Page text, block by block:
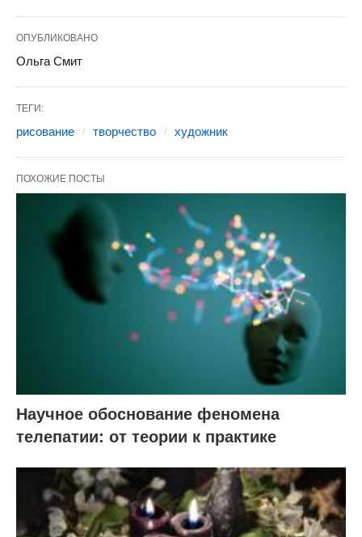
ОПУБЛИКОВАНО
Ольга Смит
ТЕГИ:
рисование творчество художник
ПОХОЖИЕ ПОСТЫ
Научное обоснование феномена
телепатии: от теории к практике